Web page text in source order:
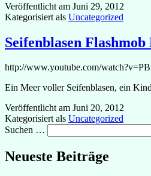
Veröffentlicht am Juni 29, 2012
Kategorisiert als Uncategorized
Seifenblasen
http://www.youtube.com/
Ein Meer voller Seifenblasen, ein
Veröffentlicht am Juni 20, 2012
Kategorisiert als Uncategorized
Suchen …
Neueste Beiträge